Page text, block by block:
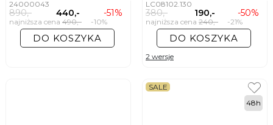
24000043
890,- 440,- -51%
najniższa cena 490,- -10%
DO KOSZYKA
LC08102.130
380,- 190,- -50%
najniższa cena 240,- -21%
DO KOSZYKA
2 wersje
SALE
48h